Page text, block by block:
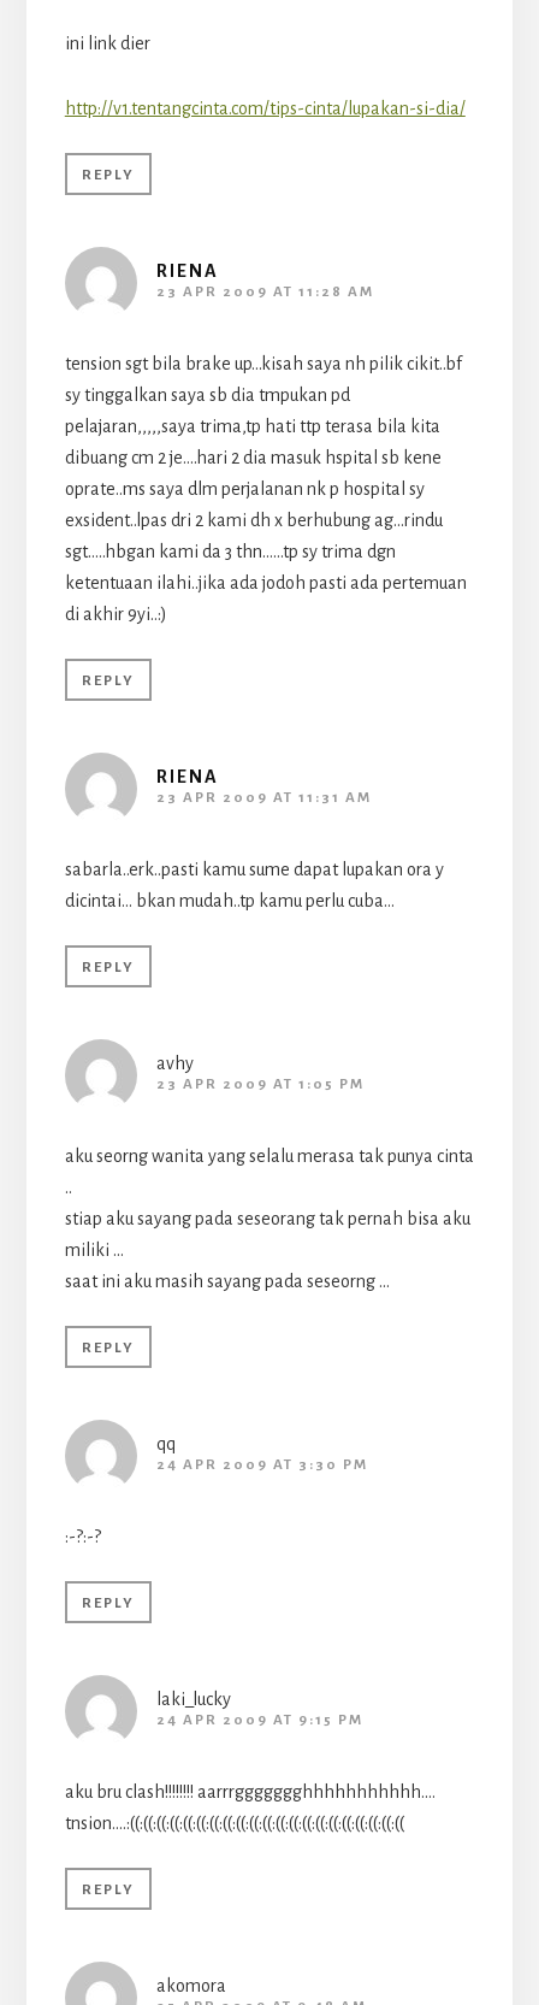
ini link dier
http://v1.tentangcinta.com/tips-cinta/lupakan-si-dia/
REPLY
RIENA
23 APR 2009 AT 11:28 AM
tension sgt bila brake up…kisah saya nh pilik cikit..bf
sy tinggalkan saya sb dia tmpukan pd
pelajaran,,,,,saya trima,tp hati ttp terasa bila kita
dibuang cm 2 je….hari 2 dia masuk hspital sb kene
oprate..ms saya dlm perjalanan nk p hospital sy
exsident..lpas dri 2 kami dh x berhubung ag…rindu
sgt…..hbgan kami da 3 thn……tp sy trima dgn
ketentuaan ilahi..jika ada jodoh pasti ada pertemuan
di akhir 9yi..:)
REPLY
RIENA
23 APR 2009 AT 11:31 AM
sabarla..erk..pasti kamu sume dapat lupakan ora y
dicintai… bkan mudah..tp kamu perlu cuba…
REPLY
avhy
23 APR 2009 AT 1:05 PM
aku seorng wanita yang selalu merasa tak punya cinta
..
stiap aku sayang pada seseorang tak pernah bisa aku
miliki …
saat ini aku masih sayang pada seseorng …
REPLY
qq
24 APR 2009 AT 3:30 PM
:-?:-?
REPLY
laki_lucky
24 APR 2009 AT 9:15 PM
aku bru clash!!!!!!!! aarrrggggggghhhhhhhhhhh….
tnsion….:((:((:((:((:((:((:((:((:((:((:((:((:((:((:((:((:((:((:((:((:((
REPLY
akomora